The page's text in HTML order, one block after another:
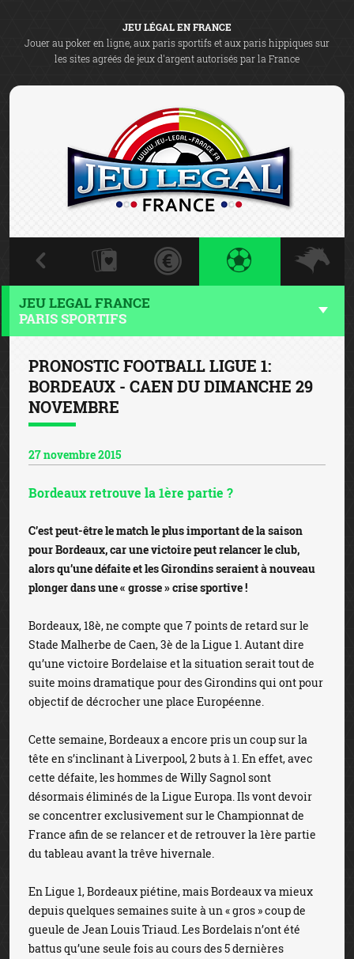
JEU LÉGAL EN FRANCE
Jouer au poker en ligne, aux paris sportifs et aux paris hippiques sur
les sites agréés de jeux d'argent autorisés par la France
JEU LEGAL FRANCE
PARIS SPORTIFS
PRONOSTIC FOOTBALL LIGUE 1:
BORDEAUX - CAEN DU DIMANCHE 29
NOVEMBRE
27 novembre 2015
Bordeaux retrouve la 1ère partie ?
C’est peut-être le match le plus important de la saison
pour Bordeaux, car une victoire peut relancer le club,
alors qu’une défaite et les Girondins seraient à nouveau
plonger dans une « grosse » crise sportive !
Bordeaux, 18è, ne compte que 7 points de retard sur le
Stade Malherbe de Caen, 3è de la Ligue 1. Autant dire
qu’une victoire Bordelaise et la situation serait tout de
suite moins dramatique pour des Girondins qui ont pour
objectif de décrocher une place Européenne.
Cette semaine, Bordeaux a encore pris un coup sur la
tête en s’inclinant à Liverpool, 2 buts à 1. En effet, avec
cette défaite, les hommes de Willy Sagnol sont
désormais éliminés de la Ligue Europa. Ils vont devoir
se concentrer exclusivement sur le Championnat de
France afin de se relancer et de retrouver la 1ère partie
du tableau avant la trêve hivernale.
En Ligue 1, Bordeaux piétine, mais Bordeaux va mieux
depuis quelques semaines suite à un « gros » coup de
gueule de Jean Louis Triaud. Les Bordelais n’ont été
battus qu’une seule fois au cours des 5 dernières